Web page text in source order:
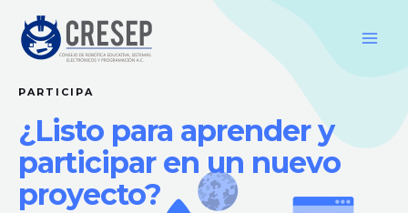
PARTICIPA
¿Listo para aprender y
participar en un nuevo
proyecto?